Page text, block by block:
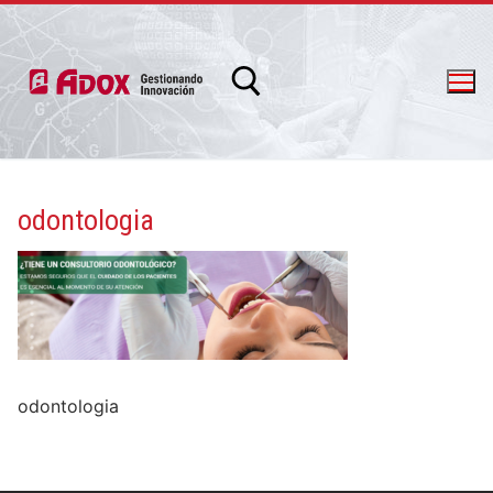
info@adox.com.ar whatsapp: 54 9 11 6230 2470
PRODUCTOS Y SERVICIOS
odontologia
odontologia